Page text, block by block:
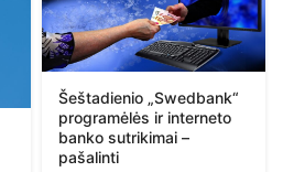
Šeštadienio „Swedbank“
programėlės ir interneto
banko sutrikimai –
pašalinti